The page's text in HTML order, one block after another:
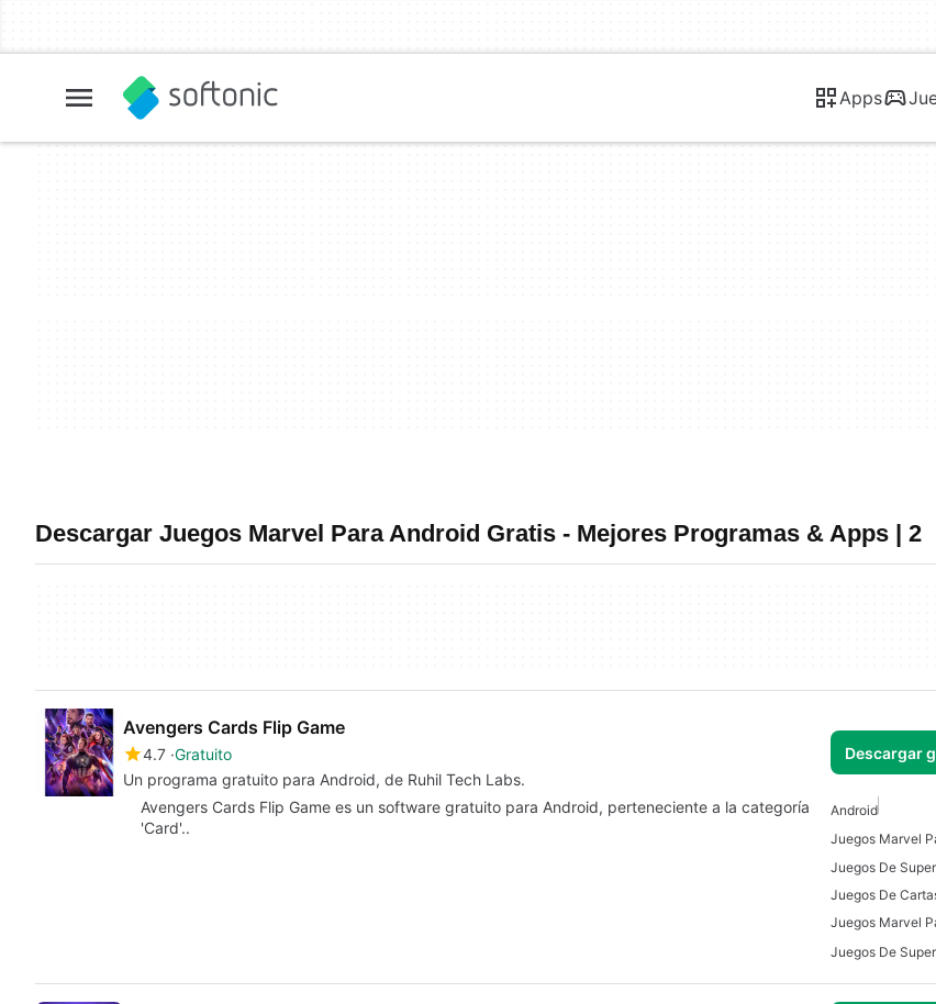
Apps
Descargar Juegos Marvel Para Android Gratis - Mejores Programas & Apps | 2
Avengers Cards Flip Game
4.7 Gratuito
Un programa gratuito para Android, de Ruhil Tech Labs.
Descargar
Avengers Cards Flip Game es un software gratuito para Android, perteneciente a la categoría
'Card'..
Android
Juegos Marvel
Juegos De
Juegos Marvel
Juegos De